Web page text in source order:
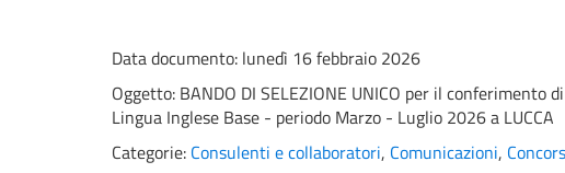
Data documento: lunedì 16 febbraio 2026
Oggetto: BANDO DI SELEZIONE UNICO per il conferimento
Lingua Inglese Base - periodo Marzo - Luglio 2026 a LUCCA
Categorie: Consulenti e collaboratori, Comunicazioni,